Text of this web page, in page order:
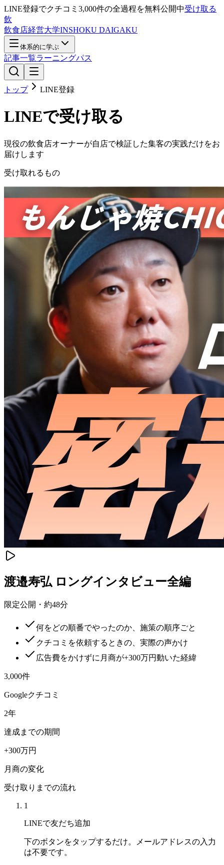
LINE登録でクチコミ3,000件の全過程を無料公開中受け取る
飲
飲食店経営大学INSHOKU DAIGAKU
体系的に学ぶ
記事一覧ラーニングパス
トップ LINE登録
LINEで受け取る
現役の飲食店オーナーが自店で検証した集客の実践だけをお
届けします
受け取れるもの
渡邉寿弘 ロングインタビュー全編
限定公開・約48分
何をどの順番でやったのか、施策の順序ごと
クチコミを依頼するときの、実際の声かけ
広告費をかけずに月商が+300万円動いた経緯
3,000件
Googleクチコミ
2年
達成までの期間
+300万円
月商の変化
受け取りまでの流れ
1
LINEで友だち追加
下のボタンをタップするだけ。メールアドレスの入力
は不要です。